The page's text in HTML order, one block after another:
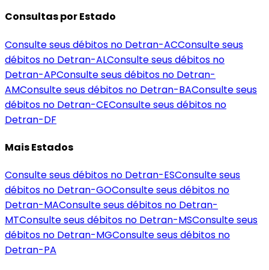
Consultas por Estado
Consulte seus débitos no Detran-ACConsulte seus
débitos no Detran-ALConsulte seus débitos no
Detran-APConsulte seus débitos no Detran-
AMConsulte seus débitos no Detran-BAConsulte seus
débitos no Detran-CEConsulte seus débitos no
Detran-DF
Mais Estados
Consulte seus débitos no Detran-ESConsulte seus
débitos no Detran-GOConsulte seus débitos no
Detran-MAConsulte seus débitos no Detran-
MTConsulte seus débitos no Detran-MSConsulte seus
débitos no Detran-MGConsulte seus débitos no
Detran-PA